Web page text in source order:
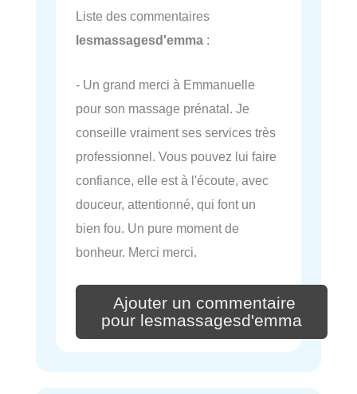
Liste des commentaires
lesmassagesd'emma :
- Un grand merci à Emmanuelle
pour son massage prénatal. Je
conseille vraiment ses services très
professionnel. Vous pouvez lui faire
confiance, elle est à l'écoute, avec
douceur, attentionné, qui font un
bien fou. Un pure moment de
bonheur. Merci merci.
Ajouter un commentaire
pour lesmassagesd'emma